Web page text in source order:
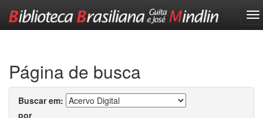
Página de busca
Buscar em:
por